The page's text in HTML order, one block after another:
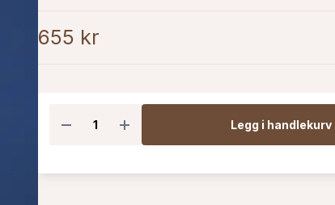
655 kr
Legg i handlekurv